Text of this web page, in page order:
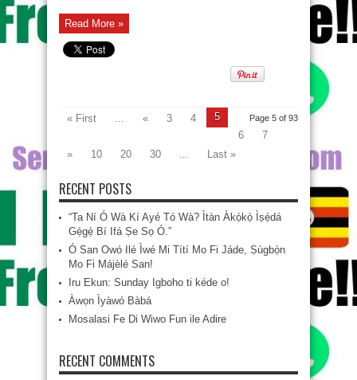
Read More »
Page 5 of 93
« First ... « 3 4
5
6
7
»
10 20 30 ... Last »
RECENT POSTS
“Ta Ní Ó Wà Kí Ayé Tó Wà? Ìtàn Àkọ́kọ́ Ìṣẹ̀dá
Gẹ́gẹ́ Bí Ifá Ṣe Sọ Ó.”
Ó San Owó Ilé Ìwé Mi Títí Mo Fi Jáde, Ṣùgbọ́n
Mo Fi Májèlé San!
Iru Ekun: Sunday Igboho ti kéde o!
Àwọn Ìyàwó Bàbá
Mosalasi Fe Di Wiwo Fun ile Adire
RECENT COMMENTS